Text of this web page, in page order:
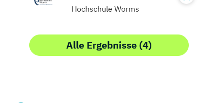
Hochschule Worms
Alle Ergebnisse (4)